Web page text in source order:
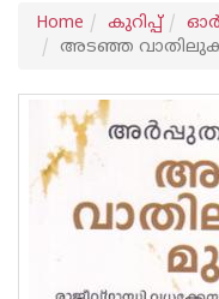
Home കുറിപ്പ്‌
അടഞ്ഞ